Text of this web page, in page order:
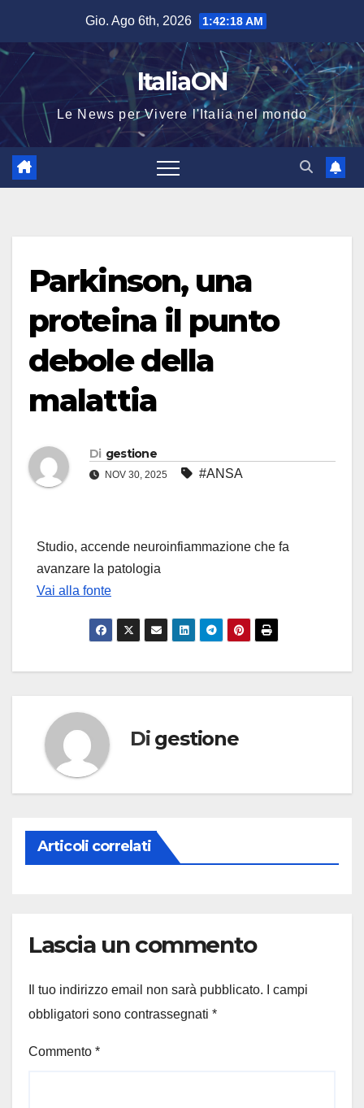
contenuto
Gio. Ago 6th, 2026 1:42:19 AM
ItaliaON
Le News per Vivere l'Italia nel mondo
Parkinson, una
proteina il punto
debole della
malattia
Di gestione
NOV 30, 2025 #ANSA
Studio, accende neuroinfiammazione che fa
avanzare la patologia
Vai alla fonte
Di gestione
Articoli correlati
Lascia un commento
Il tuo indirizzo email non sarà pubblicato.
I campi
obbligatori sono contrassegnati *
Commento *